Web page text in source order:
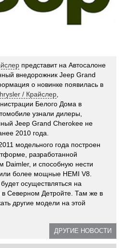
представит на Автосалоне
внедорожник Jeep Grand
о новинке появилась в
/ Крайслер
Белого Дома в
узнали дилеры,
Jeep Grand Cherokee не
2010 года.
модельного года построен
разработанной
Daimler, и способную нести
более мощные HEMI V8.
осуществляться на
в Северном Детройте. Там же в
другие модели на этой
ДРУГИЕ НОВОСТИ